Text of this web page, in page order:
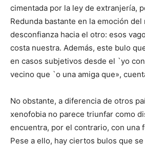
cimentada por la ley de extranjería,
Redunda bastante en la emoción del
desconfianza hacia el otro: esos
costa nuestra. Además, este bulo
en casos subjetivos desde el `yo
vecino que `o una amiga que»,
No obstante, a diferencia de otros
xenofobia no parece triunfar como
encuentra, por el contrario, con una
Pese a ello, hay ciertos bulos que